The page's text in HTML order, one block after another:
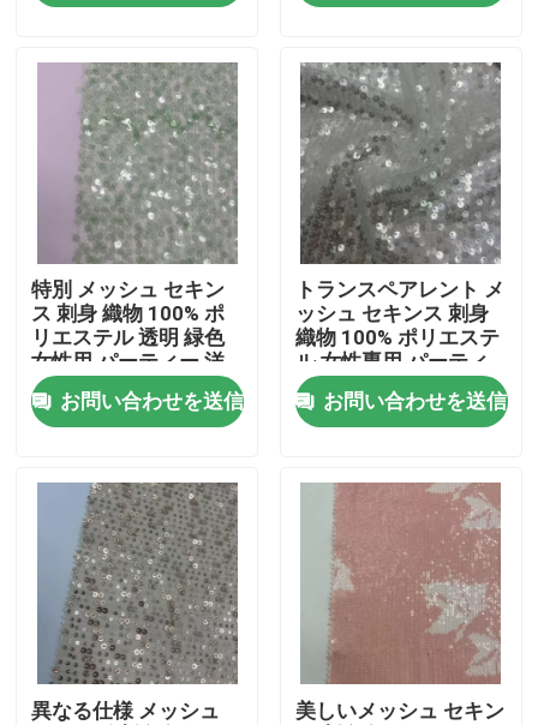
ビデオ
わたしたち に つい て
工場 ツアー
品質管理
連絡 ください
引金 を 求め て ください
フランスのテリー織の布地
リネン ビスコース生地
特別 メッシュ セキン
ス 刺身 織物 100% ポ
リエステル 透明 緑色
女性用 パーティー 洋
服
お問い合わせを送信
トランスペアレント メ
ッシュ セキンス 刺身
織物 100% ポリエステ
ル 女性専用 パーティ
ードレス
お問い合わせを送信
異なる仕様 メッシュ
美しいメッシュ セキン